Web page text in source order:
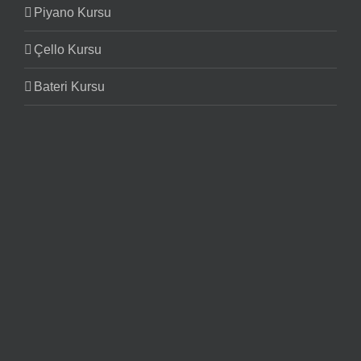
Piyano Kursu
Çello Kursu
Bateri Kursu